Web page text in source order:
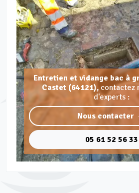
Entretien et vidange bac à
Castet (64121), contactez
d'experts :
Nous contacter
05 61 52 56 33